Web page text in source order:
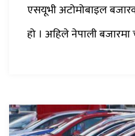
एसयूभी अटोमोबाइल
हो । अहिले नेपाली बजारमा